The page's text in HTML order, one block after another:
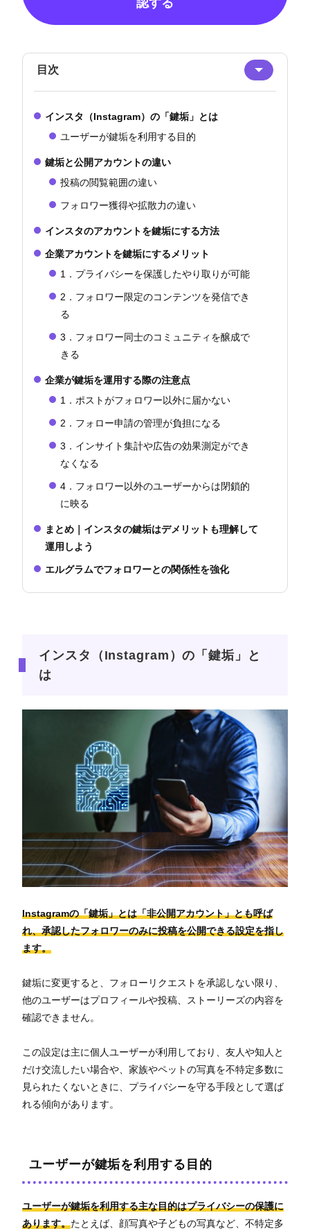
認する
目次
インスタ（Instagram）の「鍵垢」とは
ユーザーが鍵垢を利用する目的
鍵垢と公開アカウントの違い
投稿の閲覧範囲の違い
フォロワー獲得や拡散力の違い
インスタのアカウントを鍵垢にする方法
企業アカウントを鍵垢にするメリット
1．プライバシーを保護したやり取りが可能
2．フォロワー限定のコンテンツを発信でき
る
3．フォロワー同士のコミュニティを醸成で
きる
企業が鍵垢を運用する際の注意点
1．ポストがフォロワー以外に届かない
2．フォロー申請の管理が負担になる
3．インサイト集計や広告の効果測定ができ
なくなる
4．フォロワー以外のユーザーからは閉鎖的
に映る
まとめ｜インスタの鍵垢はデメリットも理解して
運用しよう
エルグラムでフォロワーとの関係性を強化
インスタ（Instagram）の「鍵垢」と
は
Instagramの「鍵垢」とは「非公開アカウント」とも呼ば
れ、承認したフォロワーのみに投稿を公開できる設定を指し
ます。
鍵垢に変更すると、フォローリクエストを承認しない限り、
他のユーザーはプロフィールや投稿、ストーリーズの内容を
確認できません。
この設定は主に個人ユーザーが利用しており、友人や知人と
だけ交流したい場合や、家族やペットの写真を不特定多数に
見られたくないときに、プライバシーを守る手段として選ば
れる傾向があります。
ユーザーが鍵垢を利用する目的
ユーザーが鍵垢を利用する主な目的はプライバシーの保護に
あります。たとえば、顔写真や子どもの写真など、不特定多